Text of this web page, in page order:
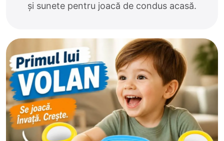
și sunete pentru joacă de condus acasă.